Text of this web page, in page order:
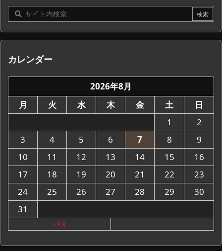
カレンダー
2026年8月
月
火 水 木 金 土
日
1
2
3
4 5 6 7 8
9
10
11 12 13 14 15
16
17
18 19 20 21 22
23
24
25 26 27 28 29
30
31
« 9月